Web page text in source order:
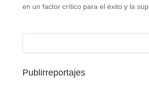
en un factor crítico para el éxito y la
Publirreportajes